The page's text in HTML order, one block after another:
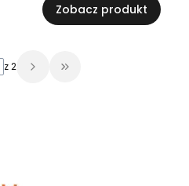
Zobacz produkt
z 2 Przejdź do ostatniej